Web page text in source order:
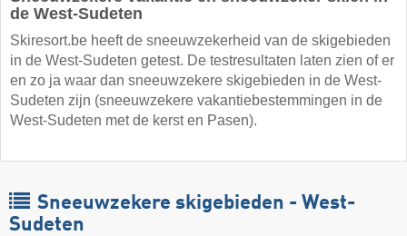
de West-Sudeten
Skiresort.be heeft de sneeuwzekerheid van de skigebieden
in de West-Sudeten getest. De testresultaten laten zien of er
en zo ja waar dan sneeuwzekere skigebieden in de West-
Sudeten zijn (sneeuwzekere vakantiebestemmingen in de
West-Sudeten met de kerst en Pasen).
Sneeuwzekere skigebieden - West-
Sudeten